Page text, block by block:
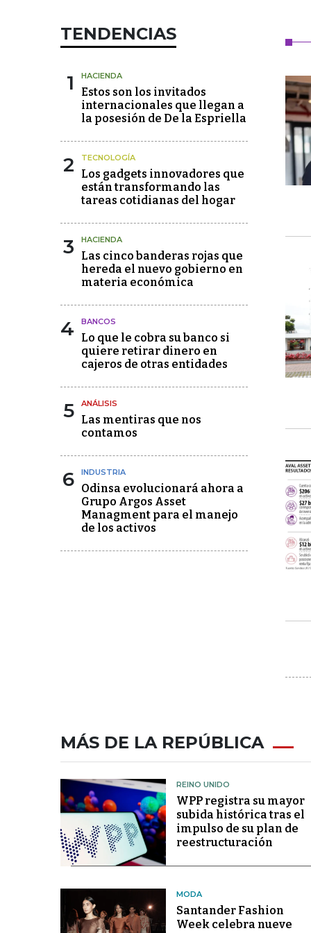
TENDENCIAS
1 HACIENDA
Estos son los invitados
internacionales que llegan a
la posesión de De la Espriella
2 TECNOLOGÍA
Los gadgets innovadores que
están transformando las
tareas cotidianas del hogar
3 HACIENDA
Las cinco banderas rojas que
hereda el nuevo gobierno en
materia económica
4 BANCOS
Lo que le cobra su banco si
quiere retirar dinero en
cajeros de otras entidades
5 ANÁLISIS
Las mentiras que nos
contamos
6 INDUSTRIA
Odinsa evolucionará ahora a
Grupo Argos Asset
Managment para el manejo
de los activos
MÁS DE LA REPÚBLICA
REINO UNIDO
WPP registra su mayor
subida histórica tras el
impulso de su plan de
reestructuración
MODA
Santander Fashion
Week celebra nueve